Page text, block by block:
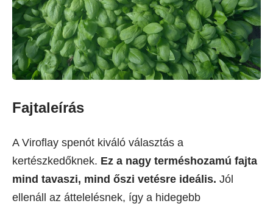
Fajtaleírás
A Viroflay spenót kiváló választás a
kertészkedőknek. Ez a nagy terméshozamú fajta
mind tavaszi, mind őszi vetésre ideális. Jól
ellenáll az áttelelésnek, így a hidegebb